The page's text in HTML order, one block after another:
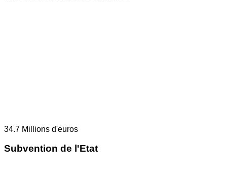
34.7 Millions d'euros
Subvention de l'Etat